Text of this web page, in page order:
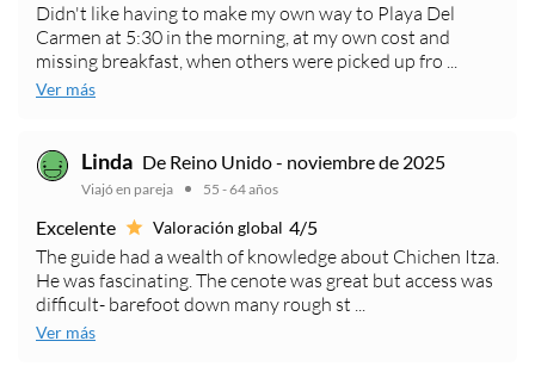
Didn't like having to make my own way to Playa Del
Carmen at 5:30 in the morning, at my own cost and
missing breakfast, when others were picked up fro ...
Ver más
Linda De Reino Unido - noviembre de 2025
Viajó en pareja 55 - 64 años
Excelente Valoración global 4/5
The guide had a wealth of knowledge about Chichen Itza.
He was fascinating. The cenote was great but access was
difficult- barefoot down many rough st ...
Ver más